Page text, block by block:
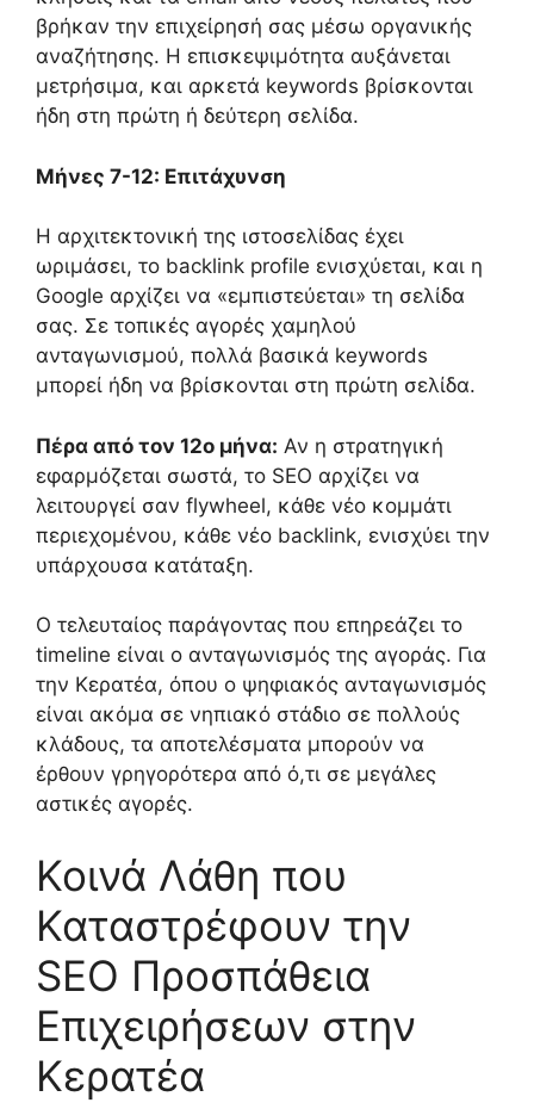
βρήκαν την επιχείρησή σας μέσω οργανικής
αναζήτησης. Η επισκεψιμότητα αυξάνεται
μετρήσιμα, και αρκετά keywords βρίσκονται
ήδη στη πρώτη ή δεύτερη σελίδα.
Μήνες 7-12: Επιτάχυνση
Η αρχιτεκτονική της ιστοσελίδας έχει
ωριμάσει, το backlink profile ενισχύεται, και η
Google αρχίζει να «εμπιστεύεται» τη σελίδα
σας. Σε τοπικές αγορές χαμηλού
ανταγωνισμού, πολλά βασικά keywords
μπορεί ήδη να βρίσκονται στη πρώτη σελίδα.
Πέρα από τον 12ο μήνα: Αν η στρατηγική
εφαρμόζεται σωστά, το SEO αρχίζει να
λειτουργεί σαν flywheel, κάθε νέο κομμάτι
περιεχομένου, κάθε νέο backlink, ενισχύει την
υπάρχουσα κατάταξη.
Ο τελευταίος παράγοντας που επηρεάζει το
timeline είναι ο ανταγωνισμός της αγοράς. Για
την Κερατέα, όπου ο ψηφιακός ανταγωνισμός
είναι ακόμα σε νηπιακό στάδιο σε πολλούς
κλάδους, τα αποτελέσματα μπορούν να
έρθουν γρηγορότερα από ό,τι σε μεγάλες
αστικές αγορές.
Κοινά Λάθη που
Καταστρέφουν την
SEO Προσπάθεια
Επιχειρήσεων στην
Κερατέα